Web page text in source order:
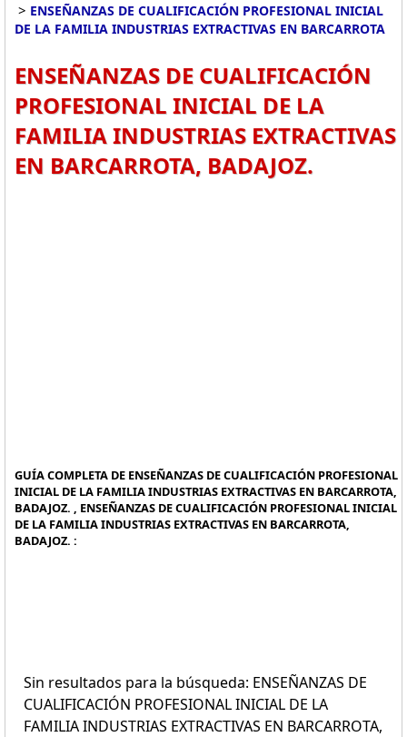
> ENSEÑANZAS DE CUALIFICACIÓN PROFESIONAL INICIAL
DE LA FAMILIA INDUSTRIAS EXTRACTIVAS EN BARCARROTA
ENSEÑANZAS DE CUALIFICACIÓN
PROFESIONAL INICIAL DE LA
FAMILIA INDUSTRIAS EXTRACTIVAS
EN BARCARROTA, BADAJOZ.
GUÍA COMPLETA DE ENSEÑANZAS DE CUALIFICACIÓN PROFESIONAL
INICIAL DE LA FAMILIA INDUSTRIAS EXTRACTIVAS EN BARCARROTA,
BADAJOZ. , ENSEÑANZAS DE CUALIFICACIÓN PROFESIONAL INICIAL
DE LA FAMILIA INDUSTRIAS EXTRACTIVAS EN BARCARROTA,
BADAJOZ. :
Sin resultados para la búsqueda: ENSEÑANZAS DE
CUALIFICACIÓN PROFESIONAL INICIAL DE LA
FAMILIA INDUSTRIAS EXTRACTIVAS EN BARCARROTA,